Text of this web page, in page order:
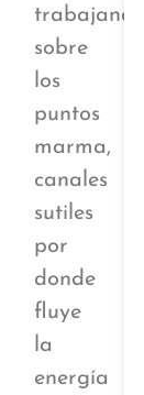
trabajando
sobre
los
puntos
marma,
canales
sutiles
por
donde
fluye
la
energía